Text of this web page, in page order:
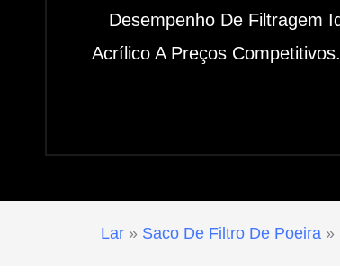
Desempenho De Filtragem
Acrílico A Preços
Lar » Saco De Filtro De Poeira »